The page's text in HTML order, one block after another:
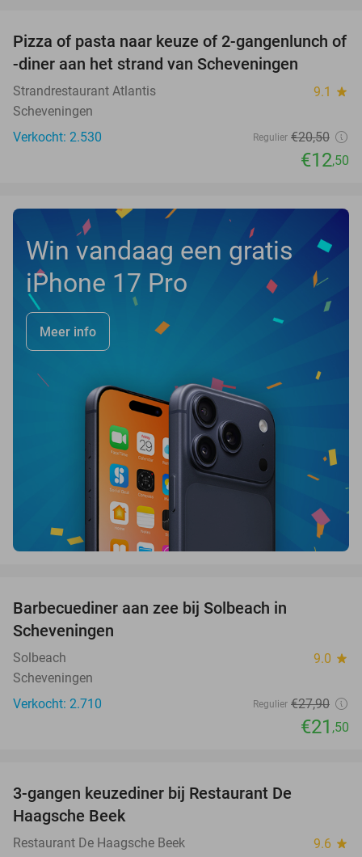
39%
Pizza of pasta naar keuze of 2-gangenlunch of
-diner aan het strand van Scheveningen
Strandrestaurant Atlantis 9.1 star
Scheveningen
Verkocht: 2.530
Regulier €20,50
€12,50
Win vandaag een gratis
iPhone 17 Pro
Meer info
Barbecuediner aan zee bij Solbeach in
Scheveningen
Solbeach 9.0 star
Scheveningen
Verkocht: 2.710
Regulier €27,90
€21 ,50
3-gangen keuzediner bij Restaurant De
Haagsche Beek
Restaurant De Haagsche Beek 9.6 star